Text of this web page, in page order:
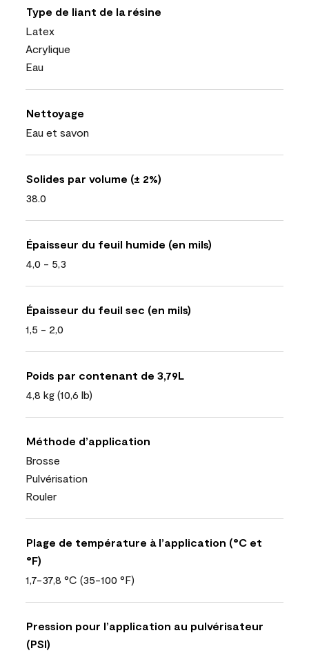
Type de liant de la résine
Latex
Acrylique
Eau
Nettoyage
Eau et savon
Solides par volume (± 2%)
38.0
Épaisseur du feuil humide (en mils)
4,0 - 5,3
Épaisseur du feuil sec (en mils)
1,5 - 2,0
Poids par contenant de 3,79L
4,8 kg (10,6 lb)
Méthode d’application
Brosse
Pulvérisation
Rouler
Plage de température à l’application (°C et
°F)
1,7-37,8 °C (35-100 °F)
Pression pour l’application au pulvérisateur
(PSI)